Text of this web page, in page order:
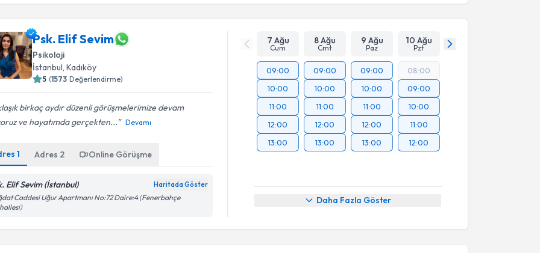
Psk. Elif Sevim
Psikoloji
İstanbul , Kadıköy
5 (1573 Değerlendirme)
birkaç aydır düzenli görüşmelerimize devam
ve hayatımda gerçekten...
Devamı
1 Adres 2 Online Görüşme
Elif Sevim (İstanbul) Haritada Göster
Caddesi Uğur Apartmanı No:72 Daire:4 (Fenerbahçe
7 Ağu
Cum
8 Ağu
Cmt
9 Ağu
Paz
10 Ağu
Pzt
09:00
10:00
11:00
12:00
13:00
09:00
10:00
11:00
12:00
13:00
09:00
10:00
11:00
12:00
13:00
08:00
09:00
10:00
11:00
12:00
Daha Fazla Göster